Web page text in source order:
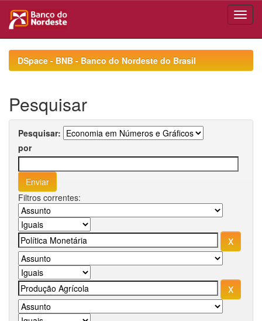
navigationDSpace - BNB - Banco do Nordeste do Brasil
Pesquisar
Pesquisar:
por
Filtros correntes: